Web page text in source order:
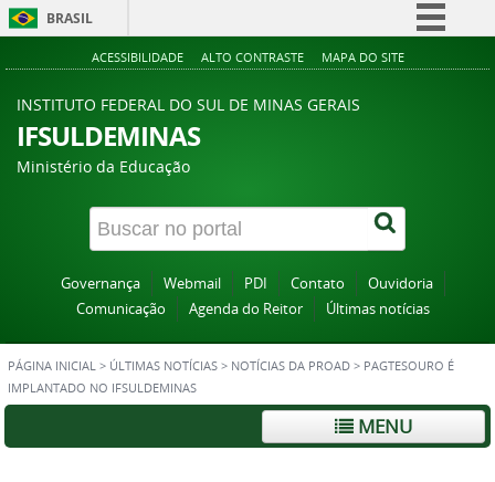
BRASIL
Simplifique!
ACESSIBILIDADE ALTO CONTRASTE MAPA DO SITE
INSTITUTO FEDERAL DO SUL DE MINAS GERAIS
IFSULDEMINAS
Ministério da Educação
Governança Webmail PDI Contato
Ouvidoria
Comunicação
Agenda do Reitor Últimas notícias
PÁGINA INICIAL > ÚLTIMAS NOTÍCIAS > NOTÍCIAS DA PROAD > PAGTESOURO É
IMPLANTADO NO IFSULDEMINAS
MENU